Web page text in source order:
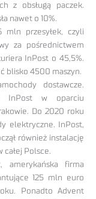
z obsługą paczek.
nawet o 10%.
mln przesyłek, czyli
za pośrednictwem
InPost o 45,5%.
blisko 4500 maszyn.
dostawcze.
InPost w oparciu
Do 2020 roku
elektryczne. InPost,
również instalację
Polsce.
firma
125 mln euro
Ponadto Advent